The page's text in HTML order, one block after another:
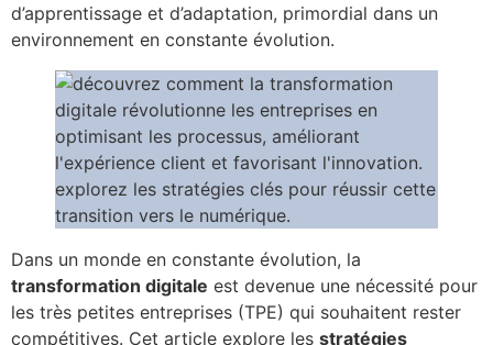
d’apprentissage et d’adaptation, primordial dans un
environnement en constante évolution.
Dans un monde en constante évolution, la
transformation digitale est devenue une nécessité pour
les très petites entreprises (TPE) qui souhaitent rester
compétitives. Cet article explore les stratégies